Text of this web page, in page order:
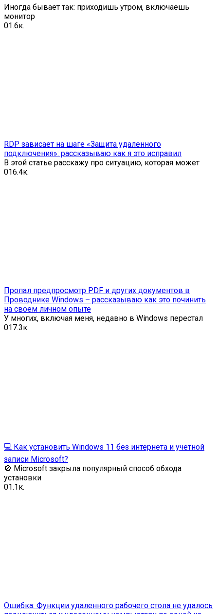
Иногда бывает так: приходишь утром, включаешь
монитор
01.6к.
RDP зависает на шаге «Защита удаленного
подключения»: рассказываю как я это исправил
В этой статье расскажу про ситуацию, которая может
016.4к.
Пропал предпросмотр PDF и других документов в
Проводнике Windows – рассказываю как это починить
на своем личном опыте
У многих, включая меня, недавно в Windows перестал
017.3к.
💻 Как установить Windows 11 без интернета и учетной
записи Microsoft?
🚫 Microsoft закрыла популярный способ обхода
установки
01.1к.
Ошибка: Функции удаленного рабочего стола не удалось